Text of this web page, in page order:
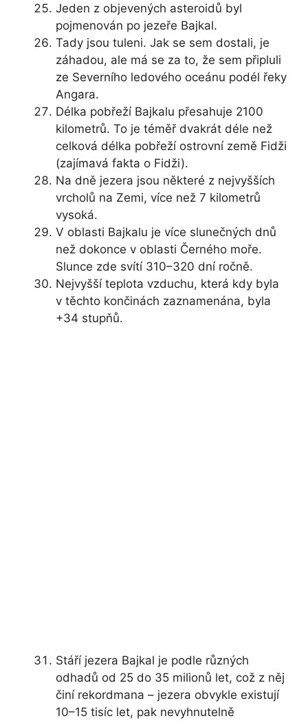
Jeden z objevených asteroidů byl
pojmenován po jezeře Bajkal.
Tady jsou tuleni. Jak se sem dostali, je
záhadou, ale má se za to, že sem připluli
ze Severního ledového oceánu podél řeky
Angara.
Délka pobřeží Bajkalu přesahuje 2100
kilometrů. To je téměř dvakrát déle než
celková délka pobřeží ostrovní země Fidži
(zajímavá fakta o Fidži).
Na dně jezera jsou některé z nejvyšších
vrcholů na Zemi, více než 7 kilometrů
vysoká.
V oblasti Bajkalu je více slunečných dnů
než dokonce v oblasti Černého moře.
Slunce zde svítí 310–320 dní ročně.
Nejvyšší teplota vzduchu, která kdy byla
v těchto končinách zaznamenána, byla
+34 stupňů.
Stáří jezera Bajkal je podle různých
odhadů od 25 do 35 milionů let, což z něj
činí rekordmana – jezera obvykle existují
10–15 tisíc let, pak nevyhnutelně